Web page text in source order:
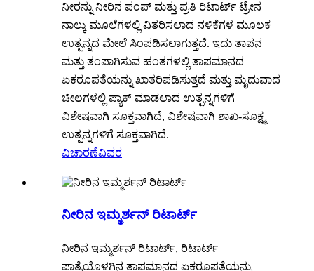
ನೀರನ್ನು ನೀರಿನ ಪಂಪ್ ಮತ್ತು ಪ್ರತಿ ರಿಟಾರ್ಟ್ ಟ್ರೇನ
ನಾಲ್ಕು ಮೂಲೆಗಳಲ್ಲಿ ವಿತರಿಸಲಾದ ನಳಿಕೆಗಳ ಮೂಲಕ
ಉತ್ಪನ್ನದ ಮೇಲೆ ಸಿಂಪಡಿಸಲಾಗುತ್ತದೆ. ಇದು ತಾಪನ
ಮತ್ತು ತಂಪಾಗಿಸುವ ಹಂತಗಳಲ್ಲಿ ತಾಪಮಾನದ
ಏಕರೂಪತೆಯನ್ನು ಖಾತರಿಪಡಿಸುತ್ತದೆ ಮತ್ತು ಮೃದುವಾದ
ಚೀಲಗಳಲ್ಲಿ ಪ್ಯಾಕ್ ಮಾಡಲಾದ ಉತ್ಪನ್ನಗಳಿಗೆ
ವಿಶೇಷವಾಗಿ ಸೂಕ್ತವಾಗಿದೆ, ವಿಶೇಷವಾಗಿ ಶಾಖ-ಸೂಕ್ಷ್ಮ
ಉತ್ಪನ್ನಗಳಿಗೆ ಸೂಕ್ತವಾಗಿದೆ.
ವಿಚಾರಣೆವಿವರ
ನೀರಿನ ಇಮ್ಮರ್ಶನ್ ರಿಟಾರ್ಟ್
ನೀರಿನ ಇಮ್ಮರ್ಶನ್ ರಿಟಾರ್ಟ್, ರಿಟಾರ್ಟ್
ಪಾತ್ರೆಯೊಳಗಿನ ತಾಪಮಾನದ ಏಕರೂಪತೆಯನ್ನು